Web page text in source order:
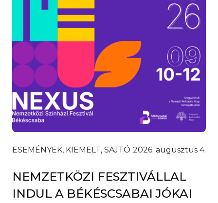
ESEMÉNYEK, KIEMELT, SAJTÓ 2026. augusztus 4.
NEMZETKÖZI FESZTIVÁLLAL
INDUL A BÉKÉSCSABAI JÓKAI